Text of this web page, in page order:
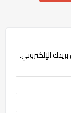
الإلكتروني.